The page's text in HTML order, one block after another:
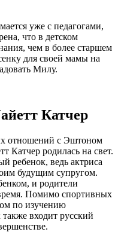
уже с педагогами,
что в детском
чем в более старшем
для своей мамы на
Милу.
Катчер
отношений с Эштоном
Катчер родилась на свет.
ребенок, ведь актриса
будущим супругом.
и родители
Помимо спортивных
по изучению
входит русский